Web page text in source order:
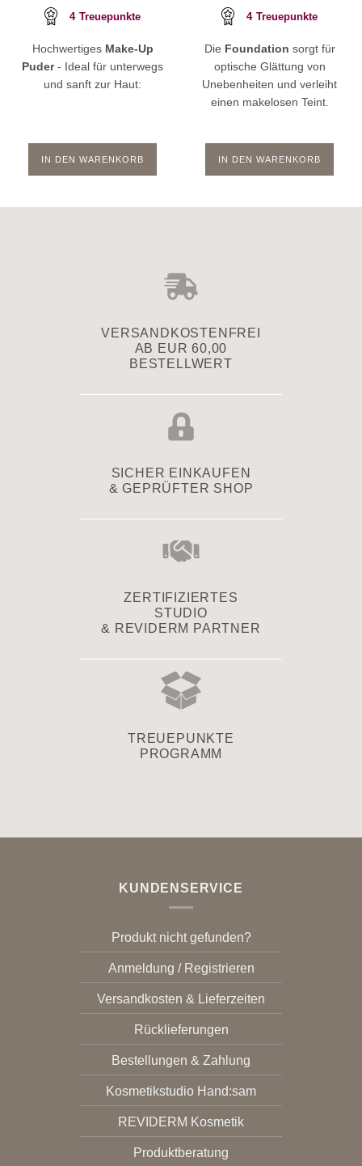
4 Treuepunkte
Hochwertiges Make-Up
Puder- Ideal für unterwegs
und sanft zur Haut:
IN DEN WARENKORB
4 Treuepunkte
Die Foundation sorgt für
optische Glättung von
Unebenheiten und verleiht
einen makelosen Teint.
IN DEN WARENKORB
VERSAND­KOSTENFREI
AB EUR 60,00
BESTELLWERT
SICHER EINKAUFEN
& GEPRÜFTER SHOP
ZERTIFIZIERTES
STUDIO
& REVIDERM PARTNER
TREUEPUNKTE
PROGRAMM
KUNDENSERVICE
Produkt nicht gefunden?
Anmeldung / Registrieren
Versandkosten & Lieferzeiten
Rücklieferungen
Bestellungen & Zahlung
Kosmetikstudio Hand:sam
REVIDERM Kosmetik
Produktberatung